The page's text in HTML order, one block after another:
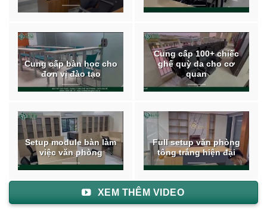
Cung cấp bàn học cho
đơn vị đào tạo
Cung cấp 100+ chiếc
ghế quỳ da cho cơ
quan
Setup module bàn làm
việc văn phòng
Full setup văn phòng
tông trắng hiện đại
XEM THÊM VIDEO